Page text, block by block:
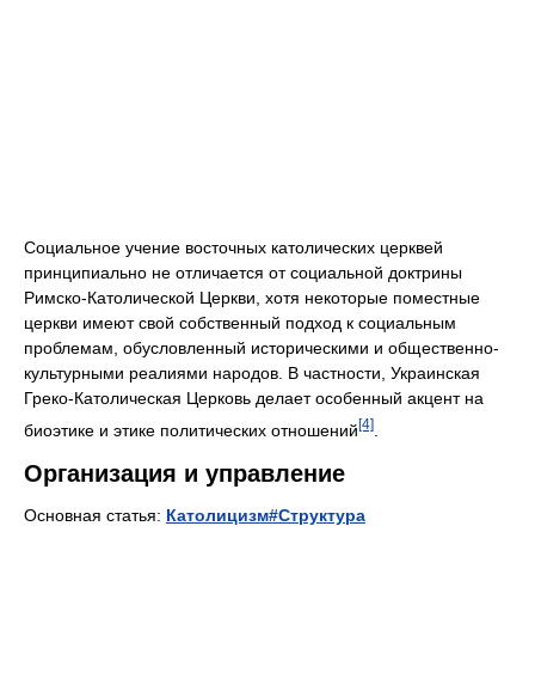
Социальное учение восточных католических церквей
принципиально не отличается от социальной доктрины
Римско-Католической Церкви, хотя некоторые поместные
церкви имеют свой собственный подход к социальным
проблемам, обусловленный историческими и общественно-
культурными реалиями народов. В частности, Украинская
Греко-Католическая Церковь делает особенный акцент на
биоэтике и этике политических отношений[4]
Организация и управление
Основная статья: Католицизм#Структура